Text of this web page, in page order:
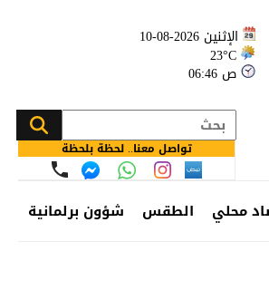
الإثنين 2026-08-10
23°C
06:46 ص
تواصل معنا.. لحظة بلحظة
محلي الطقس شؤون برلمانية